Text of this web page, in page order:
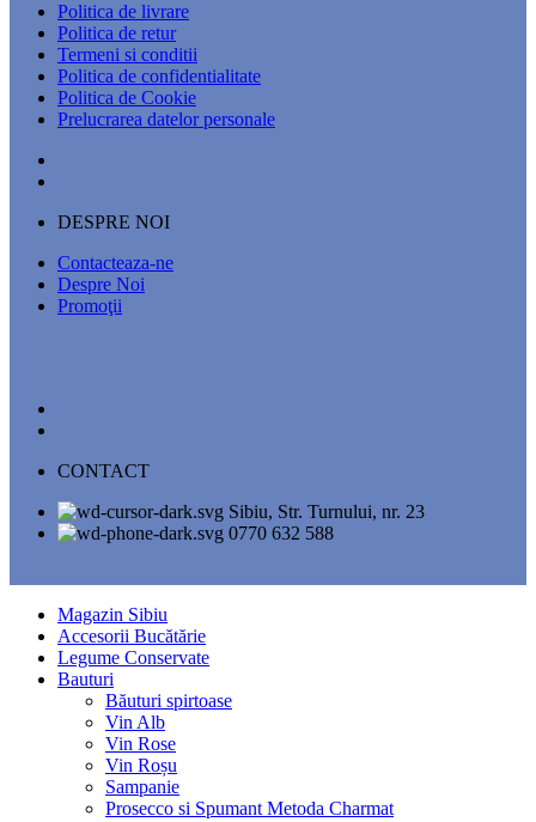
Politica de livrare
Politica de retur
Termeni si conditii
Politica de confidentialitate
Politica de Cookie
Prelucrarea datelor personale
DESPRE NOI
Contacteaza-ne
Despre Noi
Promoţii
CONTACT
Sibiu, Str. Turnului, nr. 23
0770 632 588
Magazin Sibiu
Accesorii Bucătărie
Legume Conservate
Bauturi
Băuturi spirtoase
Vin Alb
Vin Rose
Vin Roșu
Sampanie
Prosecco si Spumant Metoda Charmat